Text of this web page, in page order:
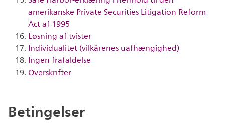
amerikanske Private Securities Litigation Reform
Act af 1995
Løsning af tvister
Individualitet (vilkårenes uafhængighed)
Ingen frafaldelse
Overskrifter
Betingelser